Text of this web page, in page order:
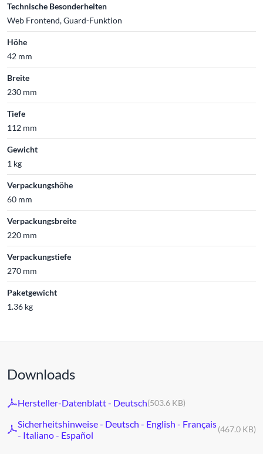
Technische Besonderheiten
Web Frontend, Guard-Funktion
Höhe
42 mm
Breite
230 mm
Tiefe
112 mm
Gewicht
1 kg
Verpackungshöhe
60 mm
Verpackungsbreite
220 mm
Verpackungstiefe
270 mm
Paketgewicht
1.36 kg
Downloads
Hersteller-Datenblatt - Deutsch(503.6 KB)
Sicherheitshinweise - Deutsch - English - Français
- Italiano - Español
(467.0 KB)